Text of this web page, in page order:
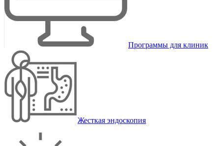
Программы для клиник
Жесткая эндоскопия